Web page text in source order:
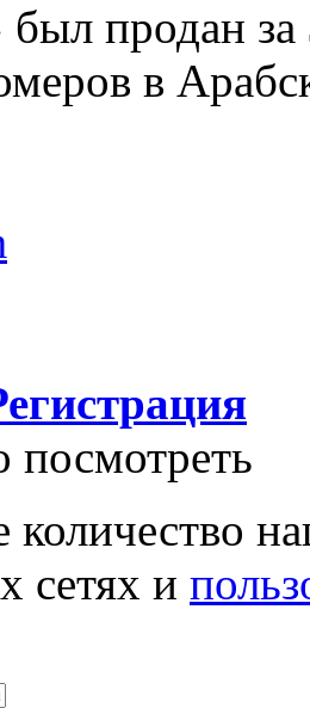
продан за
в
посмотреть
сетях и